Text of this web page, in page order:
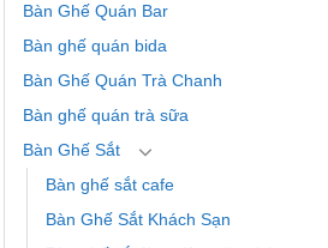
Bàn Ghế Quán Bar
Bàn ghế quán bida
Bàn Ghế Quán Trà Chanh
Bàn ghế quán trà sữa
Bàn Ghế Sắt
Bàn ghế sắt cafe
Bàn Ghế Sắt Khách Sạn